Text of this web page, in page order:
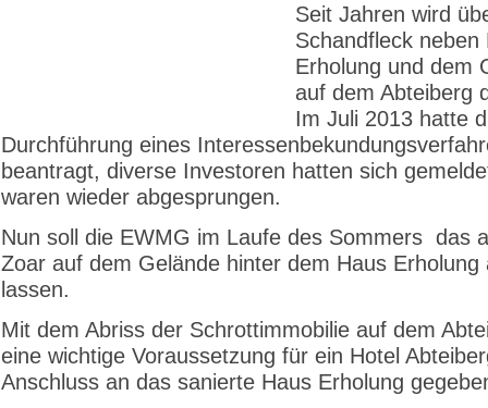
Seit Jahren wird
Schandfleck neben
Erholung und dem
auf dem Abteiberg
Im Juli 2013 hatte
Durchführung eines
beantragt, diverse Investoren hatten sich
waren wieder abgesprungen.
Nun soll die EWMG im Laufe des Sommers das
Zoar auf dem Gelände hinter dem Haus Erholung
lassen.
Mit dem Abriss der Schrottimmobilie auf dem
eine wichtige Voraussetzung für ein Hotel
Anschluss an das sanierte Haus Erholung